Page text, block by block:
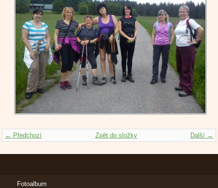
← Předchozí Další →
Zpět do složky
Fotoalbum